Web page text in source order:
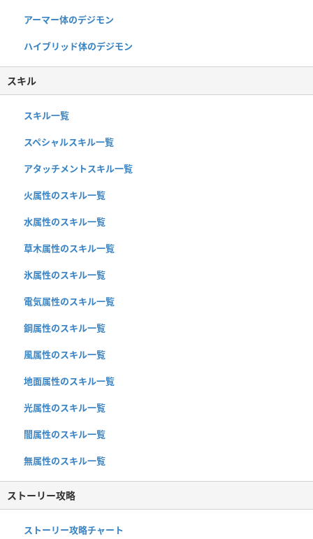
アーマー体のデジモン
ハイブリッド体のデジモン
スキル
スキル一覧
スペシャルスキル一覧
アタッチメントスキル一覧
火属性のスキル一覧
水属性のスキル一覧
草木属性のスキル一覧
氷属性のスキル一覧
電気属性のスキル一覧
鋼属性のスキル一覧
風属性のスキル一覧
地面属性のスキル一覧
光属性のスキル一覧
闇属性のスキル一覧
無属性のスキル一覧
ストーリー攻略
ストーリー攻略チャート